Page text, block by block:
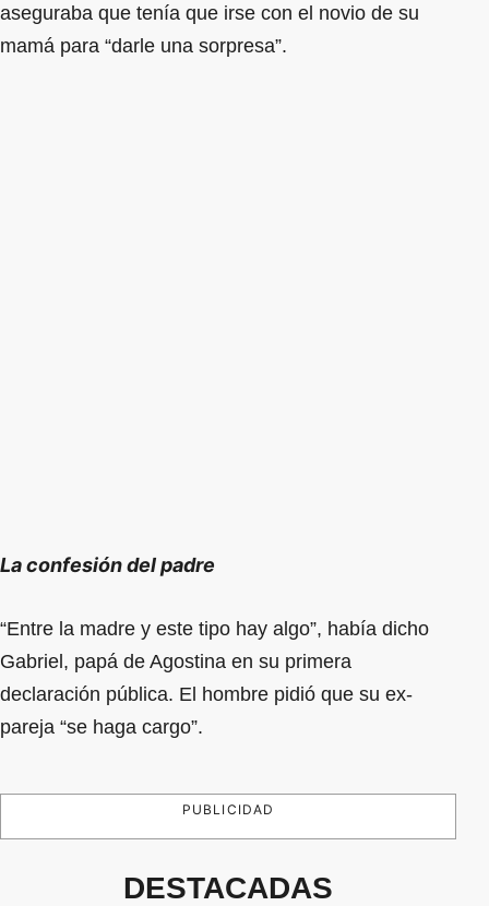
aseguraba que tenía que irse con el novio de su
mamá para “darle una sorpresa”.
La confesión del padre
“Entre la madre y este tipo hay algo”, había dicho
Gabriel, papá de Agostina en su primera
declaración pública. El hombre pidió que su ex-
pareja “se haga cargo”.
PUBLICIDAD
DESTACADAS